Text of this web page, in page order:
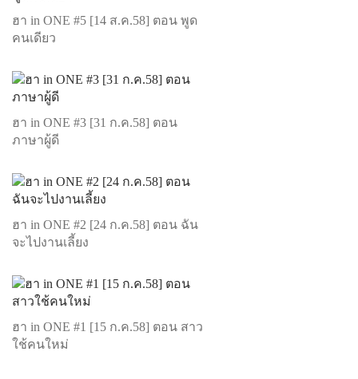
ฮา in ONE #5 [14 ส.ค.58] ตอน พูด
คนเดียว
ฮา in ONE #3 [31 ก.ค.58] ตอน
ภาษาผู้ดี
ฮา in ONE #2 [24 ก.ค.58] ตอน ฉัน
จะไปงานเลี้ยง
ฮา in ONE #1 [15 ก.ค.58] ตอน สาว
ใช้คนใหม่